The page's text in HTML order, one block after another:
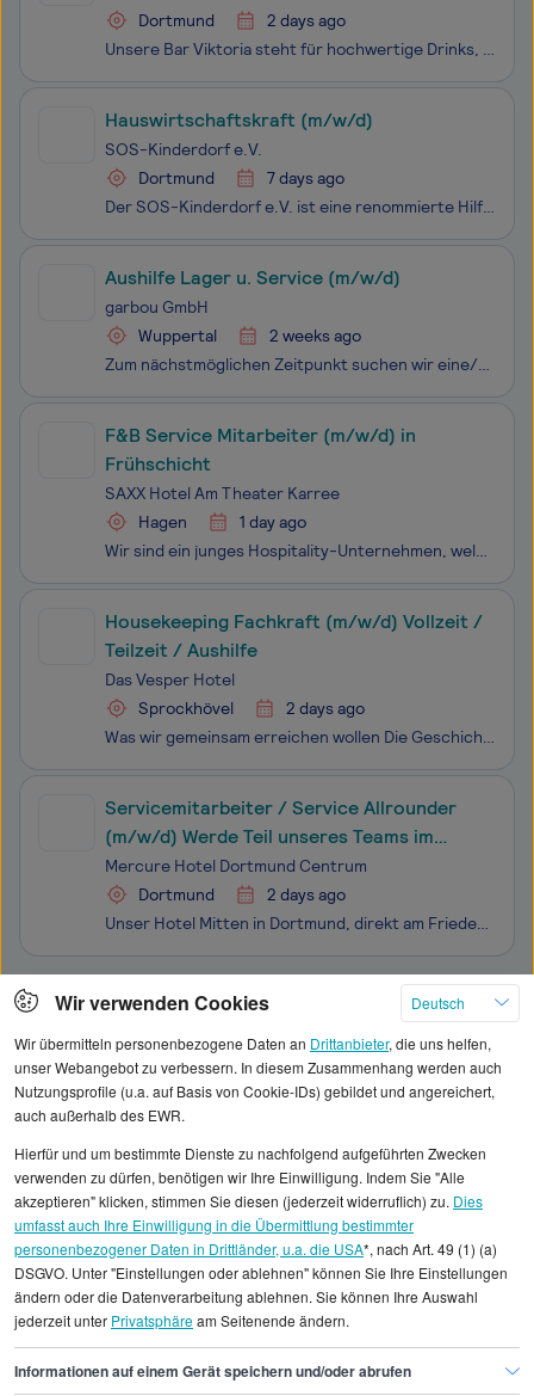
Dortmund
2 days ago
Unsere Bar Viktoria steht für hochwertige Drinks, stilvolles Ambiente und herzlichen Service. Wir bieten unseren Gästen kreative Cocktails, gute Musik und ein entspanntes Umfeld zum Wohlfühlen. Zur Verstärkung unseres Teams suchen wir eine engagierte Servicekraft (m/w/d), die mit Leidenschaft und gu
Hauswirtschaftskraft (m/w/d)
SOS-Kinderdorf e.V.
Dortmund
7 days ago
Der SOS-Kinderdorf e.V. ist eine renommierte Hilfsorganisation und ein freier, gemeinnütziger Träger der Kinder- und Jugendhilfe mit 38 Einrichtungen im gesamten Bundesgebiet und rund 5.200 Mitarbeiterinnen und Mitarbeitern.Das SOS-Kinderdorf Dortmund ist ein wachsender Verbund stationärer und ambul
Aushilfe Lager u. Service (m/w/d)
garbou GmbH
Wuppertal
2 weeks ago
Zum nächstmöglichen Zeitpunkt suchen wir eine/n Minijobber/in, für unser Lager & den technischen Service in Wuppertal Vohwinkel. Gearbeitet wird nach Absprache tagsüber zwischen 9 bis 16 Uhr.Unser Unternehmen ist seit 10 Jahren im internationalen Handel tätig. Unser Schwerpunkt liegt auf der Entwick
F&B Service Mitarbeiter (m/w/d) in
Frühschicht
SAXX Hotel Am Theater Karree
Hagen
1 day ago
Wir sind ein junges Hospitality-Unternehmen, welches sich mit großer Liebe zur Hotellerie und als Gastgeber mit Herz präsentiert. Mit unserem neu gegründeten Unternehmen setzen wir anspruchsvolle Projekte in ganz Deutschland um. So betreiben wir bereits drei SAXX Apartments Häuser in Hagen und Leipz
Housekeeping Fachkraft (m/w/d) Vollzeit /
Teilzeit / Aushilfe
Das Vesper Hotel
Sprockhövel
2 days ago
Was wir gemeinsam erreichen wollen Die Geschichte des Vesper Hotels ist eine Geschichte des Wandels. Seitdem der erste Golfplatz Ende der Siebziger Jahre angelegt wurde, sind nach und nach ein inhabergeführtes Privathotel mit 70 Zimmern, sieben flexible Tagungs-und Veranstaltungsräume für bis zu 440
Servicemitarbeiter / Service Allrounder
(m/w/d) Werde Teil unseres Teams im
Mercure Hotel Dortmund Centrum
Mercure Hotel Dortmund Centrum
Dortmund
2 days ago
Unser Hotel Mitten in Dortmund, direkt am Friedensplatz: Das Mercure Hotel Dortmund Centrum ist ein 4-Sterne-Hotel mit zentraler Lage, moderner Ausstattung und einem Team, das Gastfreundschaft wirklich lebt. Unsere Gäste kommen zu uns für Geschäftsreisen, Städtetrips, Tagungen und Veranstaltungen –
Klicken Sie hier, um weitere Angebote anzuzeigen
statistischen Erhebungen durch StepStone. Es sind
Durchschnittswerte und die Angaben können nicht
einzelnen Stellenangeboten zugeordnet werden.
Gehaltsinformationen
Gastronomie, Hotellerie
Bellboy
Bellboy Bochum
Wir verwenden Cookies
Deutsch
Wir übermitteln personenbezogene Daten an Drittanbieter, die uns helfen,
unser Webangebot zu verbessern. In diesem Zusammenhang werden auch
Nutzungsprofile (u.a. auf Basis von Cookie-IDs) gebildet und angereichert,
auch außerhalb des EWR.
Hierfür und um bestimmte Dienste zu nachfolgend aufgeführten Zwecken
verwenden zu dürfen, benötigen wir Ihre Einwilligung. Indem Sie "Alle
akzeptieren" klicken, stimmen Sie diesen (jederzeit widerruflich) zu. Dies
umfasst auch Ihre Einwilligung in die Übermittlung bestimmter
personenbezogener Daten in Drittländer, u.a. die USA*, nach Art. 49 (1) (a)
DSGVO. Unter "Einstellungen oder ablehnen" können Sie Ihre Einstellungen
ändern oder die Datenverarbeitung ablehnen. Sie können Ihre Auswahl
jederzeit unter Privatsphäream Seitenende ändern.
Informationen auf einem Gerät speichern und/oder abrufen